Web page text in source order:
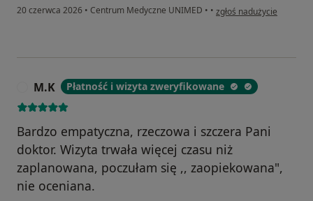
20 czerwca 2026 • Centrum Medyczne UNIMED • • w opinii użytkownika
zgłoś nadużycie
M.K Płatność i wizyta zweryfikowane
Bardzo empatyczna, rzeczowa i szczera Pani
doktor. Wizyta trwała więcej czasu niż
zaplanowana, poczułam się ,, zaopiekowana",
nie oceniana.